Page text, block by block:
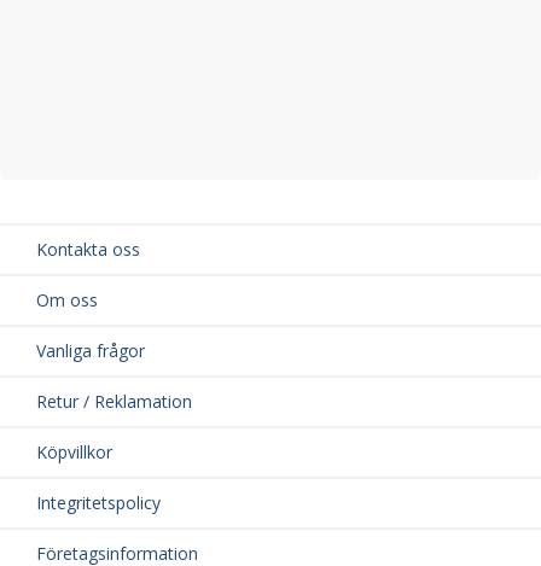
Kontakta oss
Om oss
Vanliga frågor
Retur / Reklamation
Köpvillkor
Integritetspolicy
Företagsinformation